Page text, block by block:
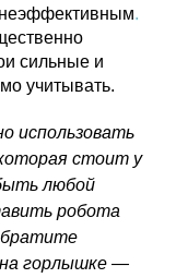
неэффективным.
сильные и
учитывать.
использовать
стоит у
любой
робота
на горлышке —